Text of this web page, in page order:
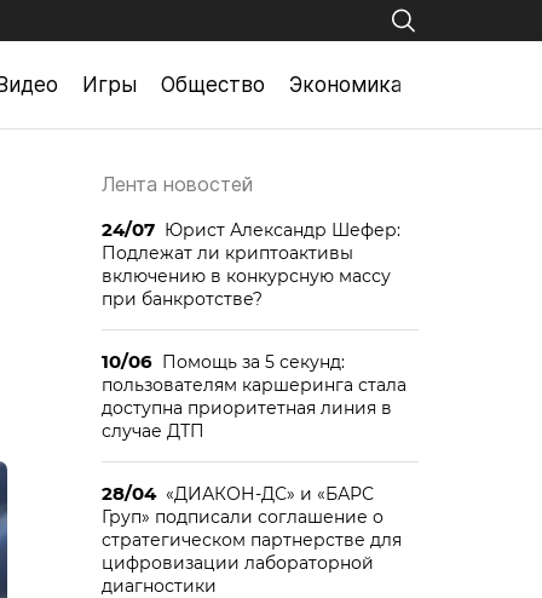
Игры Общество Экономика
Лента новостей
24/07 Юрист Александр Шефер:
Подлежат ли криптоактивы
включению в конкурсную массу
при банкротстве?
10/06 Помощь за 5 секунд:
пользователям каршеринга стала
доступна приоритетная линия в
случае ДТП
28/04 «ДИАКОН-ДС» и «БАРС
Груп» подписали соглашение о
стратегическом партнерстве для
цифровизации лабораторной
диагностики